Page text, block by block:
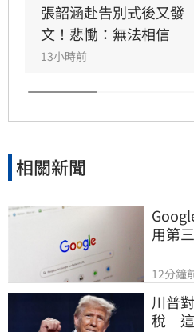
抗癌仍敬業工作，令曾
疼，如今遺憾好友離世
壇巨星合作，打造無數經
崇高且人緣極佳，此次
在幕後無可取代的重要性
專業且溫暖的幕後推手表
張韶涵赴告別式後又發
文！悲慟：無法相信
13小時前
相關新聞
用第
12分鐘
川普
稅　